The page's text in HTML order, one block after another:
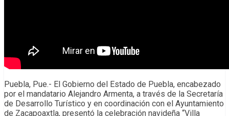
Puebla, Pue.- El Gobierno del Estado de Puebla, encabezado
por el mandatario Alejandro Armenta, a través de la Secretaría
de Desarrollo Turístico y en coordinación con el Ayuntamiento
de Zacapoaxtla, presentó la celebración navideña “Villa